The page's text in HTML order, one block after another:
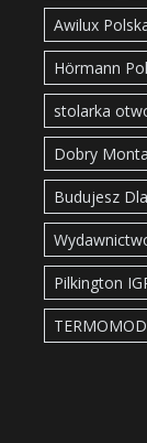
Awilux
Hörmann
stolarka
Dobry
Budujesz
Pilkington